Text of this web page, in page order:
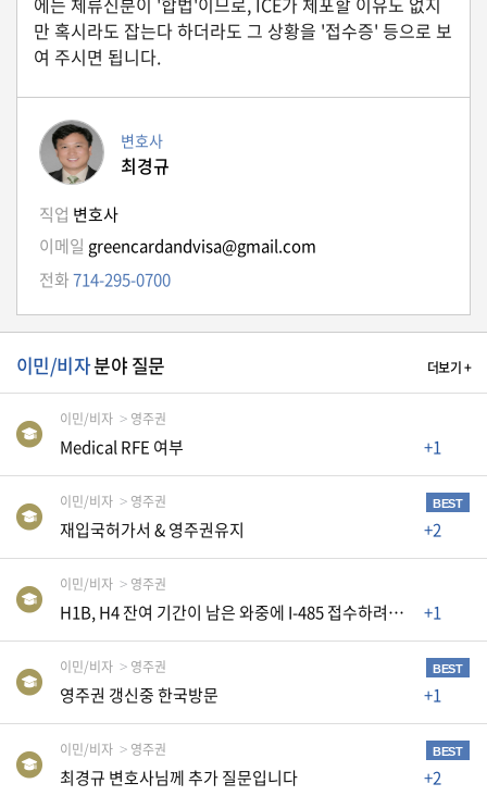
차
전
칼
럼
미
국
TIP
질
문
하
기
만 혹시라도 잡는다 하더라도 그 상황을 '접수증' 등으로 보
여 주시면 됩니다.
변호사
최경규
직업 변호사
이메일 greencardandvisa@gmail.com
전화714-295-0700
이민/비자분야 질문 더보기 +
이민/비자 영주권
Medical RFE 여부 +1
이민/비자 영주권 BEST
재입국허가서 & 영주권유지 +2
이민/비자 영주권
H1B, H4 잔여 기간이 남은 와중에 I-485 접수하려는데 AP카드와 EAD신청이 필요할까요 +1
이민/비자 영주권 BEST
영주권 갱신중 한국방문 +1
이민/비자 영주권 BEST
최경규 변호사님께 추가 질문입니다 +2